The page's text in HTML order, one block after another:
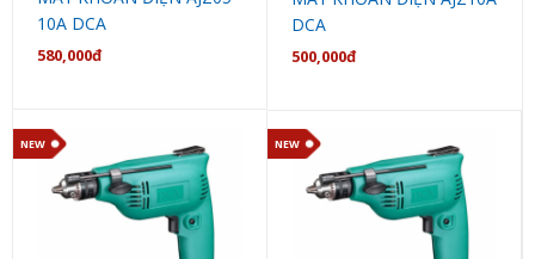
10A DCA
580,000đ
DCA
500,000đ
NEW NEW